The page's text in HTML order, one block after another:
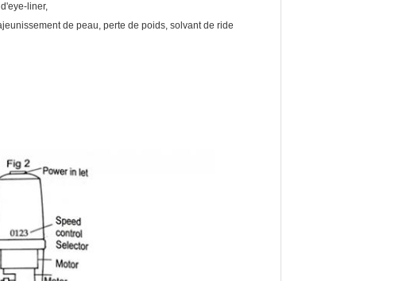
liner,
de peau, perte de poids, solvant de ride